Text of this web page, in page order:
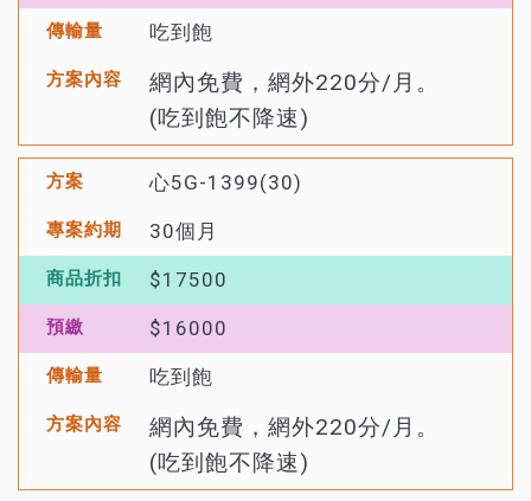
吃到飽
網內免費，網外220分/月。
(吃到飽不降速)
心5G-1399(30)
30個月
$17500
$16000
吃到飽
網內免費，網外220分/月。
(吃到飽不降速)